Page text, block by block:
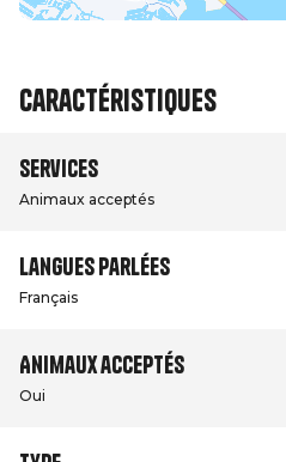
Caractéristiques
Services
Animaux acceptés
Langues parlées
Français
Animaux acceptés
Oui